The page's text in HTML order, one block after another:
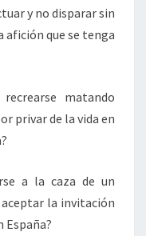
y no disparar sin
afición que se tenga
matando
privar de la vida en
a la caza de un
la invitación
España?